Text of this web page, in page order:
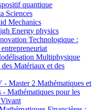
quantique
Sciences
Mechanics
Energy physics
Technologique :
Multiphysique
Matériaux et des
Master 2 Mathématiques et
Mathématiques pour les
Vivant